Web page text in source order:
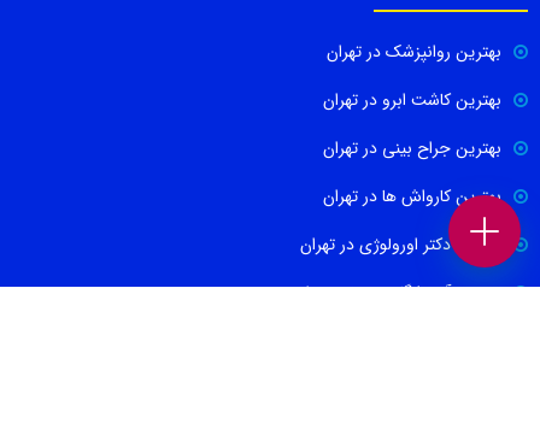
بهترین روانپزشک در تهران
بهترین کاشت ابرو در تهران
بهترین جراح بینی در تهران
بهترین کارواش ها در تهران
بهترین دکتر اورولوژی در تهران
بهترین آموزشگاه موسیقی تهران